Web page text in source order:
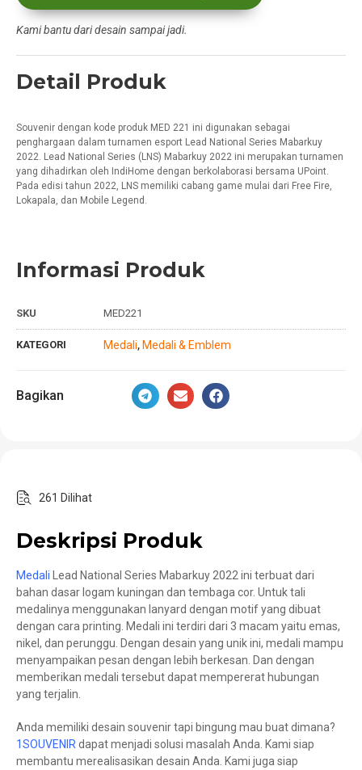
Kami bantu dari desain sampai jadi.
Detail Produk
Souvenir dengan kode produk MED 221 ini digunakan sebagai
penghargaan dalam turnamen esport Lead National Series Mabarkuy
2022. Lead National Series (LNS) Mabarkuy 2022 ini merupakan turnamen
yang dihadirkan oleh IndiHome dengan berkolaborasi bersama UPoint.
Pada edisi tahun 2022, LNS memiliki cabang game mulai dari Free Fire,
Lokapala, dan Mobile Legend.
Informasi Produk
SKU MED221
KATEGORI Medali, Medali & Emblem
Bagikan
261 Dilihat
Deskripsi Produk
Medali Lead National Series Mabarkuy 2022 ini terbuat dari
bahan dasar logam kuningan dan tembaga cor. Untuk tali
medalinya menggunakan lanyard dengan motif yang dibuat
dengan cara printing. Medali ini terdiri dari 3 macam yaitu emas,
nikel, dan perunggu. Dengan desain yang unik ini, medali mampu
menyampaikan pesan dengan lebih berkesan. Dan dengan
memberikan medali tersebut dapat mempererat hubungan
yang terjalin.
Anda memiliki desain souvenir tapi bingung mau buat dimana?
1SOUVENIR dapat menjadi solusi masalah Anda. Kami siap
membantu merealisasikan desain Anda. Kami juga siap